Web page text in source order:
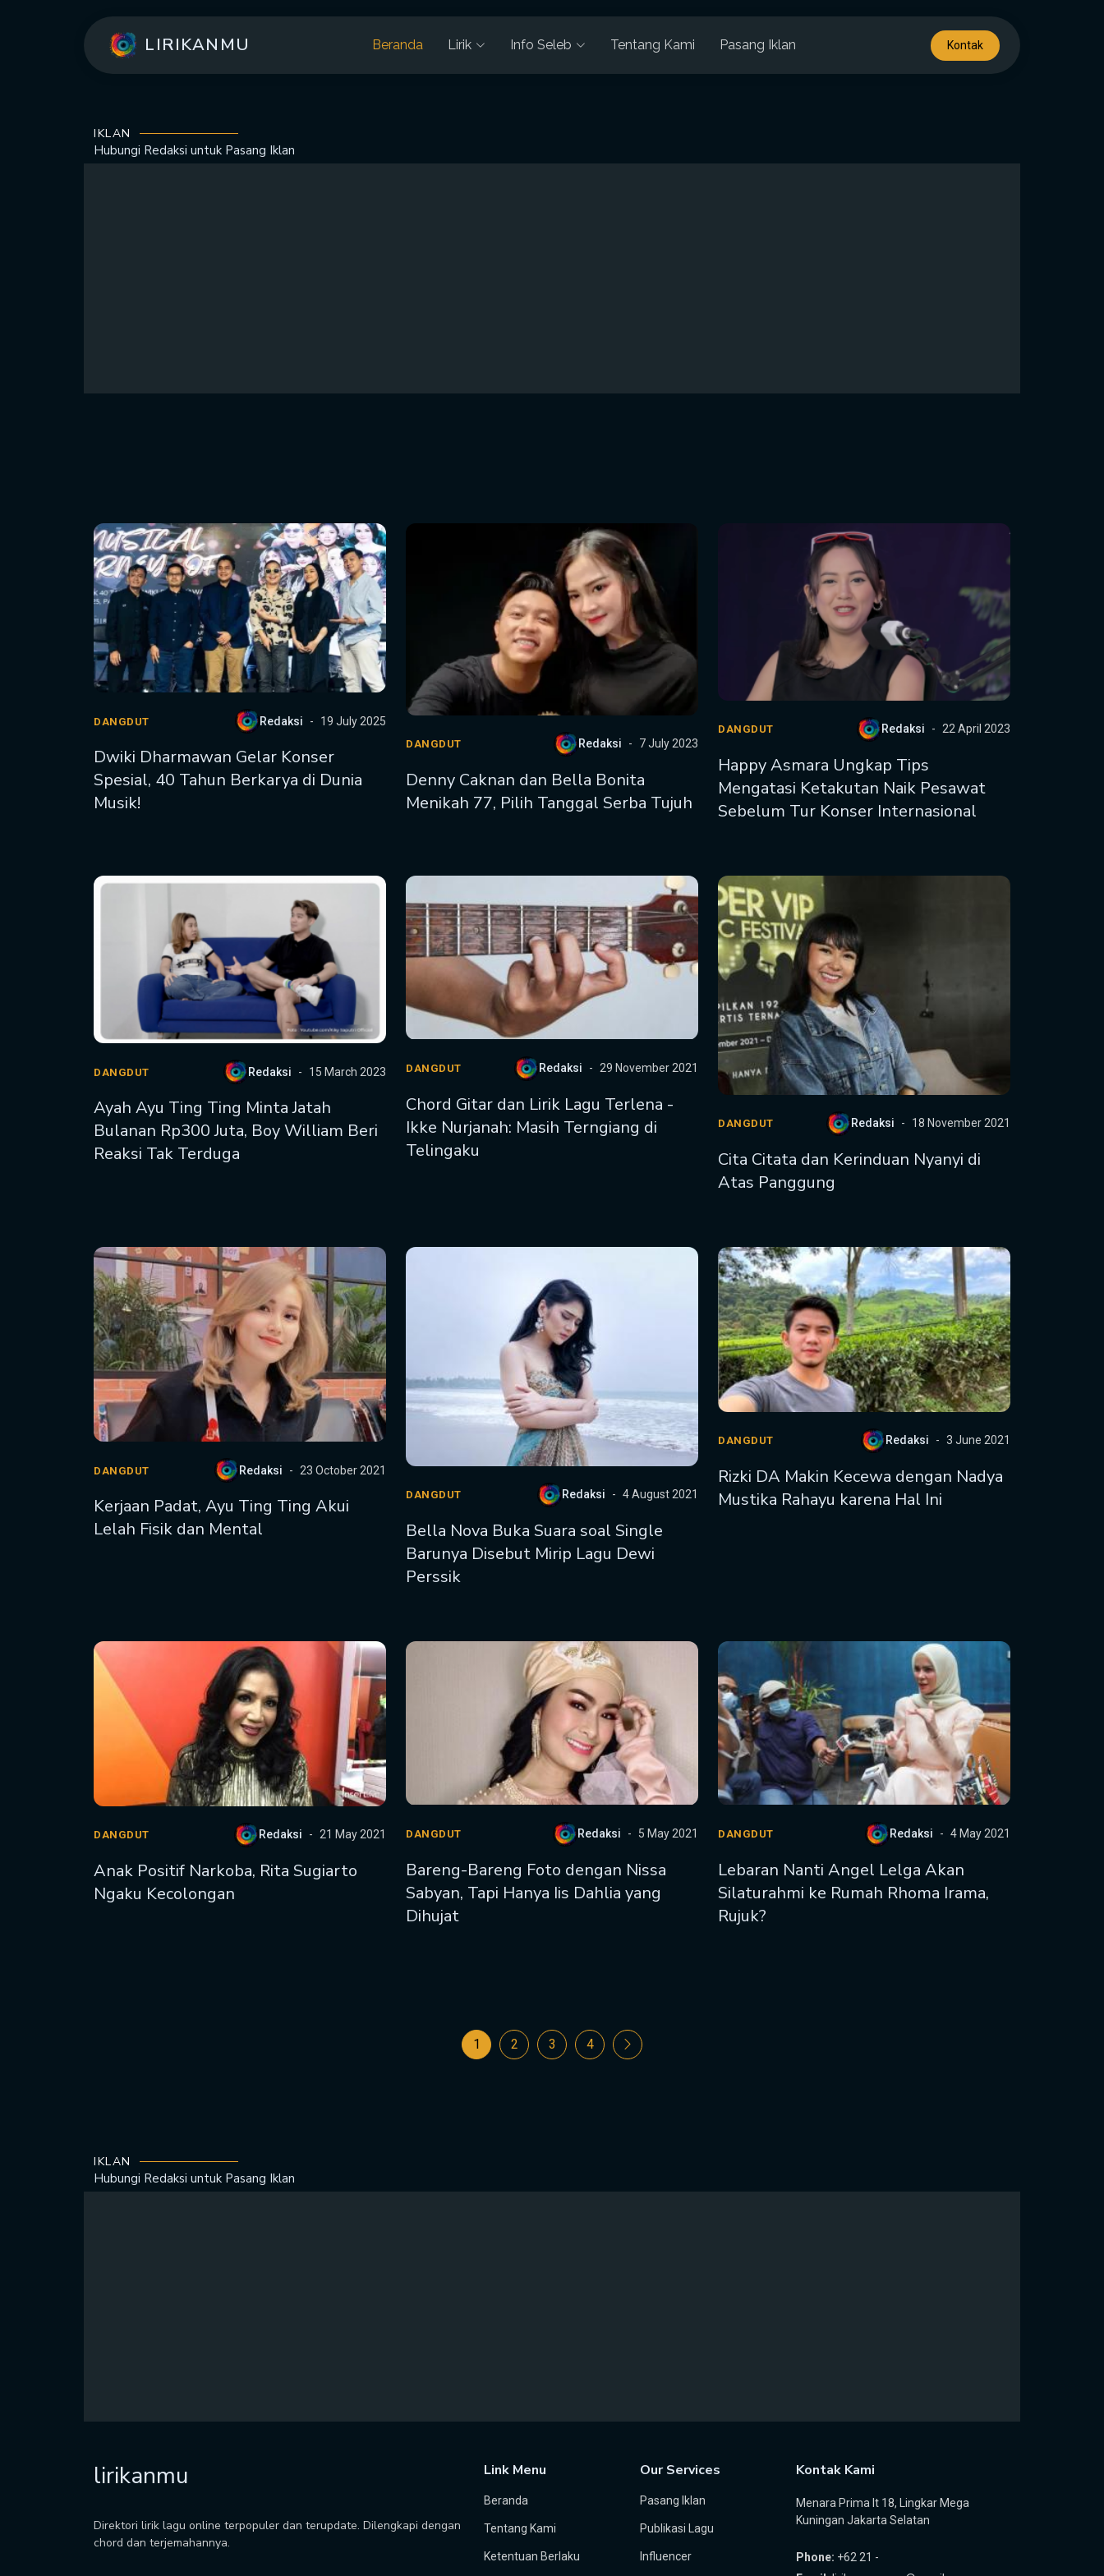
LIRIKANMU Beranda Lirik Info Seleb Tentang Kami Pasang Iklan Kontak
IKLAN
Hubungi Redaksi untuk Pasang Iklan
DANGDUT Redaksi 19 July 2025
Dwiki Dharmawan Gelar Konser
Spesial, 40 Tahun Berkarya di Dunia
Musik!
DANGDUT Redaksi 7 July 2023
Denny Caknan dan Bella Bonita
Menikah 77, Pilih Tanggal Serba Tujuh
DANGDUT Redaksi 22 April 2023
Happy Asmara Ungkap Tips
Mengatasi Ketakutan Naik Pesawat
Sebelum Tur Konser Internasional
DANGDUT Redaksi 15 March 2023
Ayah Ayu Ting Ting Minta Jatah
Bulanan Rp300 Juta, Boy William Beri
Reaksi Tak Terduga
DANGDUT Redaksi 29 November 2021
Chord Gitar dan Lirik Lagu Terlena -
Ikke Nurjanah: Masih Terngiang di
Telingaku
DANGDUT Redaksi 18 November 2021
Cita Citata dan Kerinduan Nyanyi di
Atas Panggung
DANGDUT Redaksi 23 October 2021
Kerjaan Padat, Ayu Ting Ting Akui
Lelah Fisik dan Mental
DANGDUT Redaksi 4 August 2021
Bella Nova Buka Suara soal Single
Barunya Disebut Mirip Lagu Dewi
Perssik
DANGDUT Redaksi 3 June 2021
Rizki DA Makin Kecewa dengan Nadya
Mustika Rahayu karena Hal Ini
DANGDUT Redaksi 21 May 2021
Anak Positif Narkoba, Rita Sugiarto
Ngaku Kecolongan
DANGDUT Redaksi 5 May 2021
Bareng-Bareng Foto dengan Nissa
Sabyan, Tapi Hanya Iis Dahlia yang
Dihujat
DANGDUT Redaksi 4 May 2021
Lebaran Nanti Angel Lelga Akan
Silaturahmi ke Rumah Rhoma Irama,
Rujuk?
1 2 3 4
IKLAN
Hubungi Redaksi untuk Pasang Iklan
lirikanmu
Direktori lirik lagu online terpopuler dan terupdate. Dilengkapi dengan
chord dan terjemahannya.
Link Menu
Beranda
Tentang Kami
Ketentuan Berlaku
Our Services
Pasang Iklan
Publikasi Lagu
Influencer
Kontak Kami
Menara Prima lt 18, Lingkar Mega
Kuningan Jakarta Selatan
Phone: +62 21 -